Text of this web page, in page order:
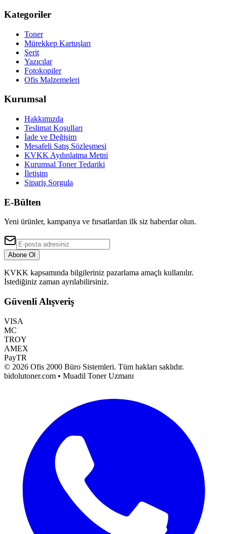
Kategoriler
Toner
Mürekkep Kartuşları
Şerit
Yazıcılar
Fotokopiler
Ofis Malzemeleri
Kurumsal
Hakkımızda
Teslimat Koşulları
İade ve Değişim
Mesafeli Satış Sözleşmesi
KVKK Aydınlatma Metni
Kurumsal Toner Tedariki
İletişim
Sipariş Sorgula
E-Bülten
Yeni ürünler, kampanya ve fırsatlardan ilk siz haberdar olun.
Abone Ol
KVKK kapsamında bilgileriniz pazarlama amaçlı kullanılır.
İstediğiniz zaman ayrılabilirsiniz.
Güvenli Alışveriş
VISA
MC
TROY
AMEX
PayTR
© 2026 Ofis 2000 Büro Sistemleri. Tüm hakları saklıdır.
bidolutoner.com • Muadil Toner Uzmanı